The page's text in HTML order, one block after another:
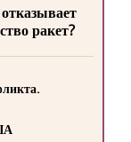
ракет?